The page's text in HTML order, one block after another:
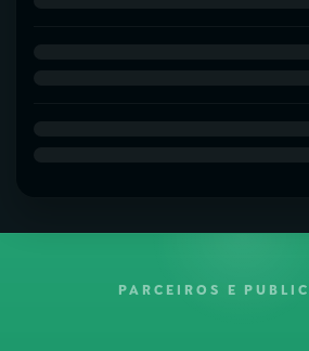
PARCEIROS E